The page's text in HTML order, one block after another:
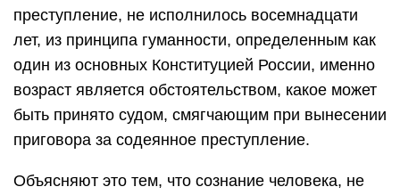
преступление, не исполнилось восемнадцати
лет, из принципа гуманности, определенным как
один из основных Конституцией России, именно
возраст является обстоятельством, какое может
быть принято судом, смягчающим при вынесении
приговора за содеянное преступление.
Объясняют это тем, что сознание человека, не